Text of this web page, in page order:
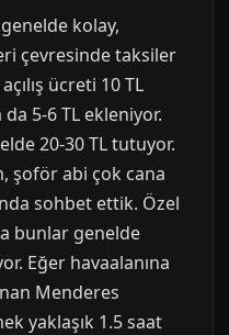
kolay,
çevresinde taksiler
ücreti 10 TL
5-6 TL ekleniyor.
20-30 TL tutuyor.
şoför abi çok cana
sohbet ettik. Özel
bunlar genelde
Eğer havaalanına
Menderes
yaklaşık 1.5 saat